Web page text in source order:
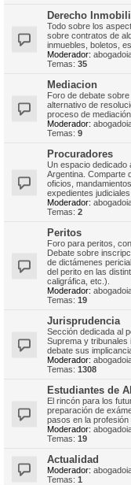
Derecho
Todo sobre los
sobre contratos de
inmuebles, boletos,
Moderador:
Temas: 35
Mediacion
Foro de debate
alternativo de
proceso de
Moderador:
Temas: 9
Procuradores
Un espacio dedicado
Argentina. Comparte
oficios,
expedientes
Moderador:
Temas: 2
Peritos
Foro para peritos,
Debate sobre
de dictámenes
del perito en las
caligráfica, etc.).
Moderador:
Temas: 19
Jurisprudencia
Sección dedicada al
Suprema y tribunales
debate sus
Moderador:
Temas: 1308
Estudiantes de
El rincón para los
preparación de
pasos en la profesión
Moderador:
Temas: 19
Actualidad
Moderador:
Temas: 1